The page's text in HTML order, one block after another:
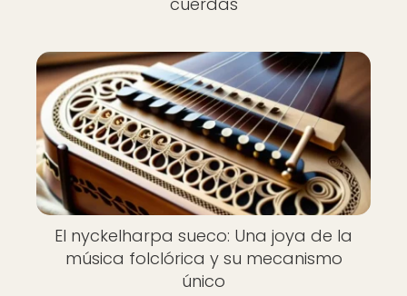
El nyckelharpa sueco: Una joya de la
música folclórica y su mecanismo
único